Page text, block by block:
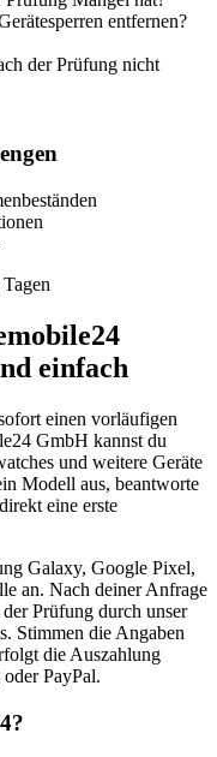
entfernen?
der Prüfung nicht
einfach
einen vorläufigen
GmbH kannst du
und weitere Geräte
Modell aus, beantworte
eine erste
Galaxy, Google Pixel,
an. Nach deiner Anfrage
Prüfung durch unser
Stimmen die Angaben
die Auszahlung
PayPal.